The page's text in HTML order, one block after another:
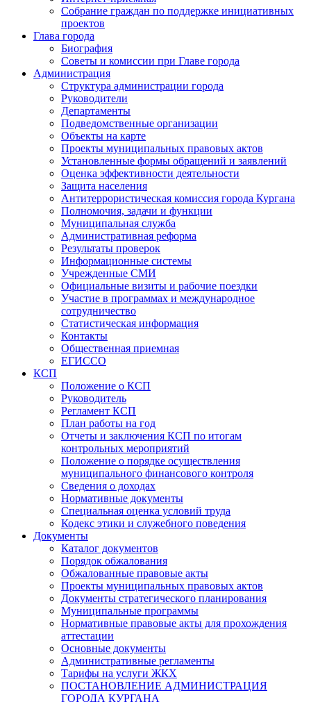
Собрание граждан по поддержке инициативных
проектов
Глава города
Биография
Советы и комиссии при Главе города
Администрация
Структура администрации города
Руководители
Департаменты
Подведомственные организации
Объекты на карте
Проекты муниципальных правовых актов
Установленные формы обращений и заявлений
Оценка эффективности деятельности
Защита населения
Антитеррористическая комиссия города Кургана
Полномочия, задачи и функции
Муниципальная служба
Административная реформа
Результаты проверок
Информационные системы
Учрежденные СМИ
Официальные визиты и рабочие поездки
Участие в программах и международное
сотрудничество
Статистическая информация
Контакты
Общественная приемная
ЕГИССО
КСП
Положение о КСП
Руководитель
Регламент КСП
План работы на год
Отчеты и заключения КСП по итогам
контрольных мероприятий
Положение о порядке осуществления
муниципального финансового контроля
Сведения о доходах
Нормативные документы
Специальная оценка условий труда
Кодекс этики и служебного поведения
Документы
Каталог документов
Порядок обжалования
Обжалованные правовые акты
Проекты муниципальных правовых актов
Документы стратегического планирования
Муниципальные программы
Нормативные правовые акты для прохождения
аттестации
Основные документы
Административные регламенты
Тарифы на услуги ЖКХ
ПОСТАНОВЛЕНИЕ АДМИНИСТРАЦИЯ
ГОРОДА КУРГАНА